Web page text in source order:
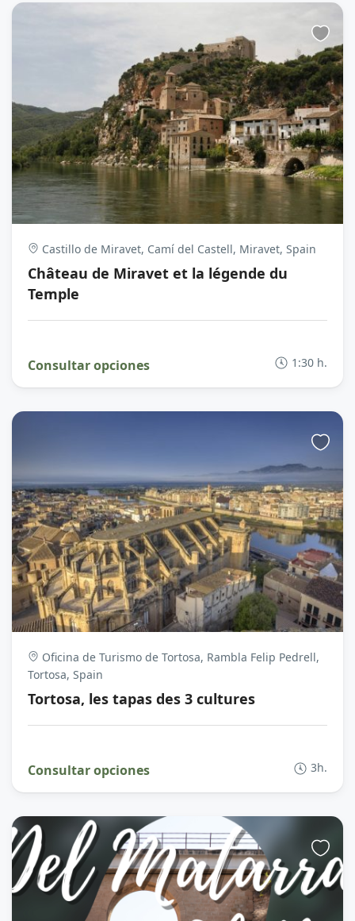
Castillo de Miravet, Camí del Castell, Miravet, Spain
Château de Miravet et la légende du
Temple
Consultar opciones 1:30 h.
Oficina de Turismo de Tortosa, Rambla Felip Pedrell,
Tortosa, Spain
Tortosa, les tapas des 3 cultures
Consultar opciones 3h.